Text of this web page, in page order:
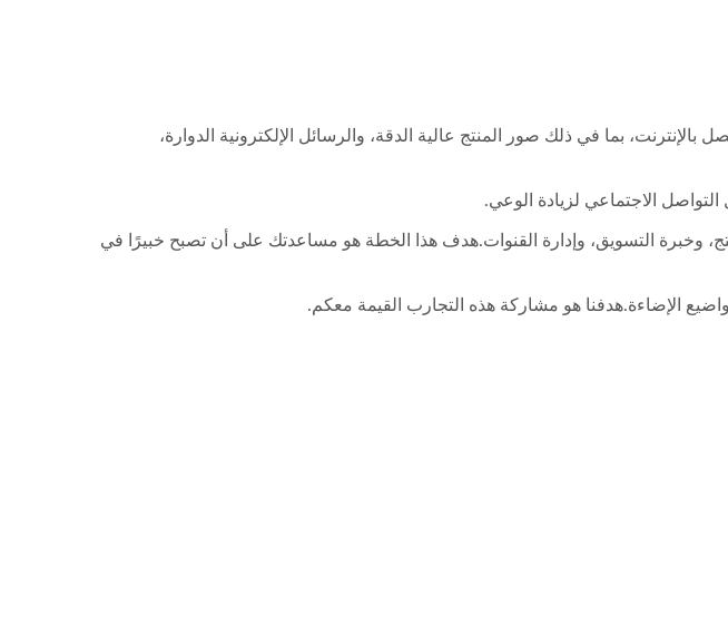
بما في ذلك صور المنتج عالية الدقة، والرسائل الإلكترونية الدوارة،
الاجتماعي لزيادة الوعي.
وخبرة التسويق، وإدارة القنوات.هدف هذا الخطة هو مساعدتك على أن تصبح خبيرًا في
الإضاءة.هدفنا هو مشاركة هذه التجارب القيمة معكم.